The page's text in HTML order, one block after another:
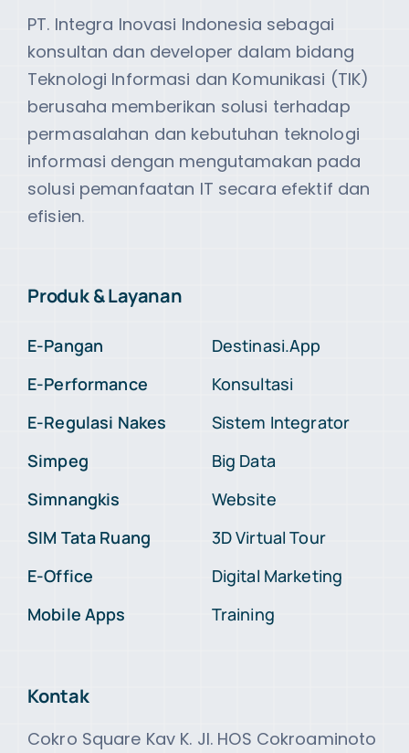
PT. Integra Inovasi Indonesia sebagai
konsultan dan developer dalam bidang
Teknologi Informasi dan Komunikasi (TIK)
berusaha memberikan solusi terhadap
permasalahan dan kebutuhan teknologi
informasi dengan mengutamakan pada
solusi pemanfaatan IT secara efektif dan
efisien.
Produk & Layanan
E-Pangan
E-Performance
E-Regulasi Nakes
Simpeg
Simnangkis
SIM Tata Ruang
E-Office
Mobile Apps
Destinasi.App
Konsultasi
Sistem Integrator
Big Data
Website
3D Virtual Tour
Digital Marketing
Training
Kontak
Cokro Square Kav K. Jl. HOS Cokroaminoto